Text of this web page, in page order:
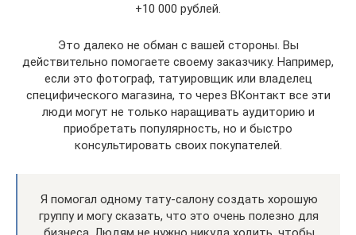
+10 000 рублей.
Это далеко не обман с вашей стороны. Вы
действительно помогаете своему заказчику. Например,
если это фотограф, татуировщик или владелец
специфического магазина, то через ВКонтакт все эти
люди могут не только наращивать аудиторию и
приобретать популярность, но и быстро
консультировать своих покупателей.
Я помогал одному тату-салону создать хорошую
группу и могу сказать, что это очень полезно для